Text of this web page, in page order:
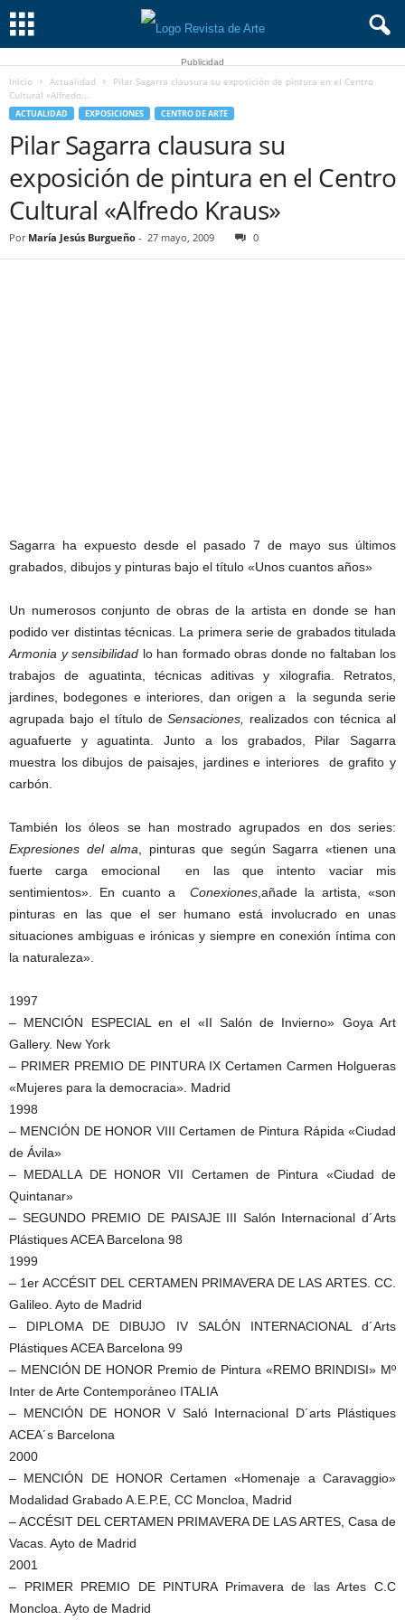
Publicidad
Inicio Actualidad
Pilar Sagarra clausura su exposición de pintura en el Centro
Cultural «Alfredo...
ACTUALIDAD EXPOSICIONES CENTRO DE ARTE
Pilar Sagarra clausura su
exposición de pintura en el Centro
Cultural «Alfredo Kraus»
Por María Jesús Burgueño - 27 mayo, 2009 0
Sagarra ha expuesto desde el pasado 7 de mayo sus últimos
grabados, dibujos y pinturas bajo el título «Unos cuantos años»
Un numerosos conjunto de obras de la artista en donde se han
podido ver distintas técnicas. La primera serie de grabados titulada
Armonia y sensibilidad lo han formado obras donde no faltaban los
trabajos de aguatinta, técnicas aditivas y xilografia. Retratos,
jardines, bodegones e interiores, dan origen a la segunda serie
agrupada bajo el título deSensaciones,
realizados con técnica al
aguafuerte y aguatinta. Junto a los grabados, Pilar Sagarra
muestra los dibujos de paisajes, jardines e interiores de grafito y
carbón.
También los óleos se han mostrado agrupados en dos series:
Expresiones del alma , pinturas que según Sagarra «tienen una
fuerte carga emocional en las que intento vaciar mis
sentimientos». En cuanto a Conexiones ,añade la artista, «son
pinturas en las que el ser humano está involucrado en unas
situaciones ambiguas e irónicas y siempre en conexión íntima con
la naturaleza».
1997
– MENCIÓN ESPECIAL en el «II Salón de Invierno» Goya Art
Gallery. New York
– PRIMER PREMIO DE PINTURA IX Certamen Carmen Holgueras
«Mujeres para la democracia». Madrid
1998
– MENCIÓN DE HONOR VIII Certamen de Pintura Rápida «Ciudad
de Ávila»
– MEDALLA DE HONOR VII Certamen de Pintura «Ciudad de
Quintanar»
– SEGUNDO PREMIO DE PAISAJE III Salón Internacional d´Arts
Plástiques ACEA Barcelona 98
1999
– 1er ACCÉSIT DEL CERTAMEN PRIMAVERA DE LAS ARTES. CC.
Galileo. Ayto de Madrid
– DIPLOMA DE DIBUJO IV SALÓN INTERNACIONAL d´Arts
Plástiques ACEA Barcelona 99
– MENCIÓN DE HONOR Premio de Pintura «REMO BRINDISI» Mº
Inter de Arte Contemporáneo ITALIA
– MENCIÓN DE HONOR V Saló Internacional D´arts Plástiques
ACEA´s Barcelona
2000
– MENCIÓN DE HONOR Certamen «Homenaje a Caravaggio»
Modalidad Grabado A.E.P.E, CC Moncloa, Madrid
– ACCÉSIT DEL CERTAMEN PRIMAVERA DE LAS ARTES, Casa de
Vacas. Ayto de Madrid
2001
– PRIMER PREMIO DE PINTURA Primavera de las Artes C.C
Moncloa. Ayto de Madrid